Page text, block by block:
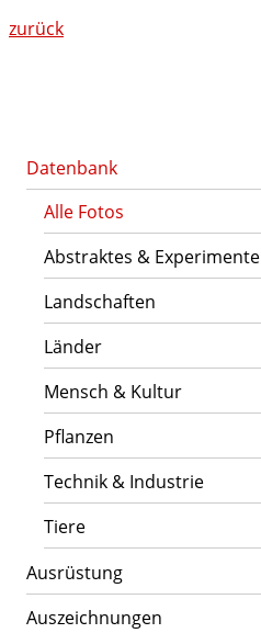
Datenbank
Alle Fotos
Abstraktes & Experimente
Landschaften
Länder
Mensch & Kultur
Pflanzen
Technik & Industrie
Tiere
Ausrüstung
Auszeichnungen
zurück